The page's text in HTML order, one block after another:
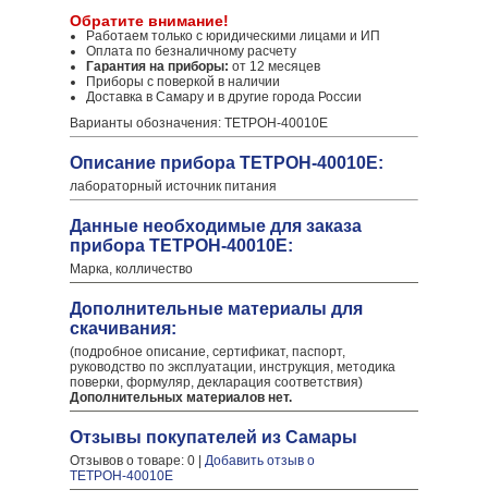
Обратите внимание!
Работаем только с юридическими лицами и ИП
Оплата по безналичному расчету
Гарантия на приборы: от 12 месяцев
Приборы с поверкой в наличии
Доставка в Самару и в другие города России
Варианты обозначения: ТЕТРОН-40010Е
Описание прибора ТЕТРОН-40010Е:
лабораторный источник питания
Данные необходимые для заказа
прибора ТЕТРОН-40010Е:
Марка, колличество
Дополнительные материалы для
скачивания:
(подробное описание, сертификат, паспорт,
руководство по эксплуатации, инструкция, методика
поверки, формуляр, декларация соответствия)
Дополнительных материалов нет.
Отзывы покупателей из Самары
Отзывов о товаре: 0 | Добавить отзыв о
ТЕТРОН-40010Е